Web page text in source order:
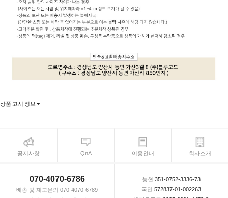
상품 고시 정보
공지사항 QnA 이용안내 회사소개
070-4070-6786
배송 및 재고문의 070-4070-6789
농협 351-0752-3336-73
국민 572837-01-002263